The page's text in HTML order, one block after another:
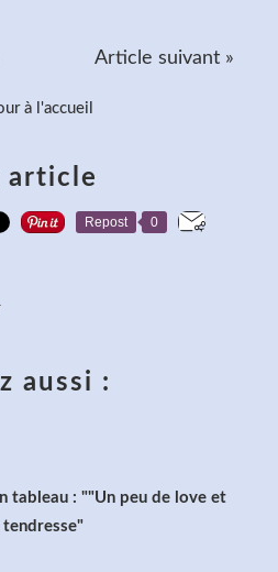
Article suivant »
à l'accueil
article
Repost 0
aussi :
tableau : ""Un peu de love et
tendresse"